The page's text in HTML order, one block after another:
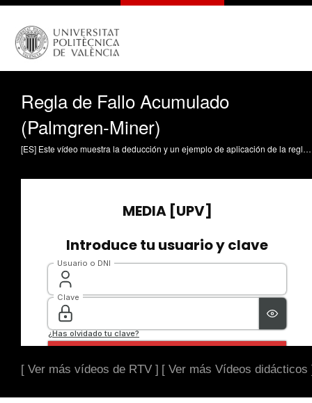
Regla de Fallo Acumulado
(Palmgren-Miner)
[ES] Este vídeo muestra la deducción y un ejemplo de aplicación de la regla de fallo acumulado para cálculos a Fatiga. Pedrosa, Ana M. (2025). Regla de Fallo Acumulado (Palmgren-Miner). https://riunet.upv.es/handle/10251/222748 DER
[ Ver más vídeos de RTV ] [ Ver más Vídeos didácticos